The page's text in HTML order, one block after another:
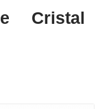
Cristal